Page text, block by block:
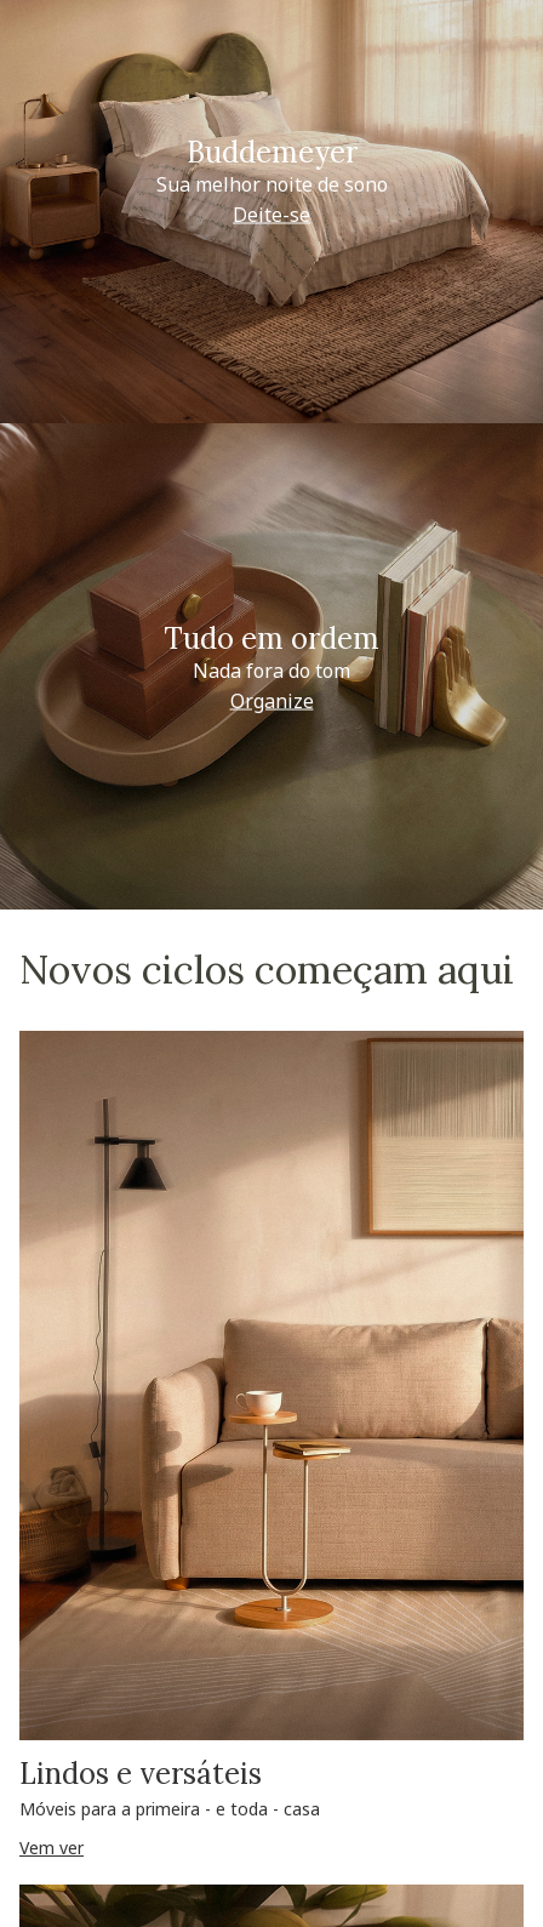
Buddemeyer
Sua melhor noite de sono
Deite-se
Tudo em ordem
Nada fora do tom
Organize
Novos ciclos começam aqui
Lindos e versáteis
Móveis para a primeira - e toda - casa
Vem ver